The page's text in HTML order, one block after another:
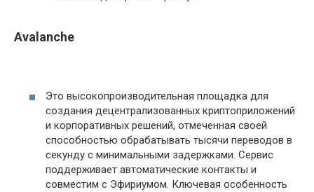
Avalanche
Это высокопроизводительная площадка для
создания децентрализованных криптоприложений
и корпоративных решений, отмеченная своей
способностью обрабатывать тысячи переводов в
секунду с минимальными задержками. Сервис
поддерживает автоматические контакты и
совместим с Эфириумом. Ключевая особенность